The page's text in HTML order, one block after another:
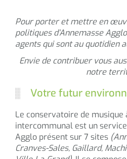
Pour porter et mettre en
politiques d’Annemasse
agents qui sont au quotidien
Envie de contribuer vous
notre
Votre futur
Le conservatoire de
intercommunal est un
Agglo présent sur 7 sites
Cranves-Sales, Gaillard,